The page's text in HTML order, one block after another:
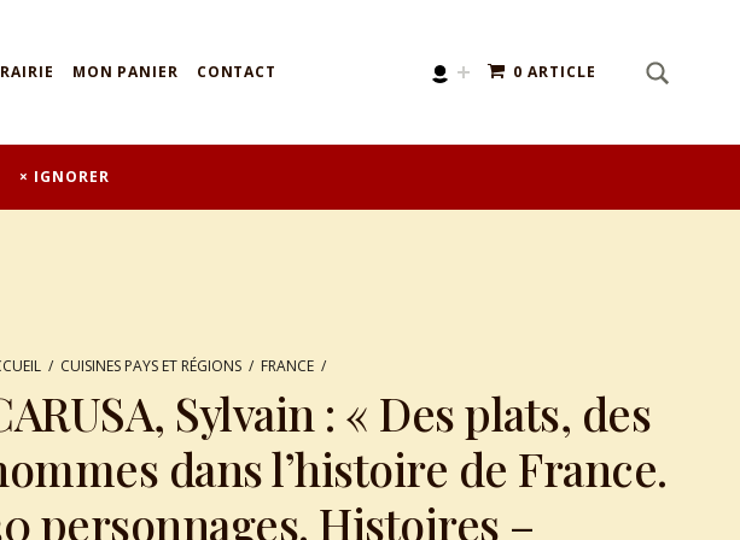
MON PANIER CONTACT 0 ARTICLE Search for:
IGNORER
/ CUISINES PAYS ET RÉGIONS / FRANCE /
Sylvain : « Des plats, des
dans l’histoire de France.
personnages. Histoires –